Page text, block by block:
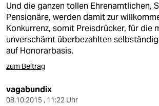
Und die ganzen tollen Ehrenamtlichen,
Pensionäre, werden damit zur
Konkurrenz, somit Preisdrücker, für die
unverschämt überbezahlten
auf Honorarbasis.
zum Beitrag
vagabundix
08.10.2015 , 11:22 Uhr